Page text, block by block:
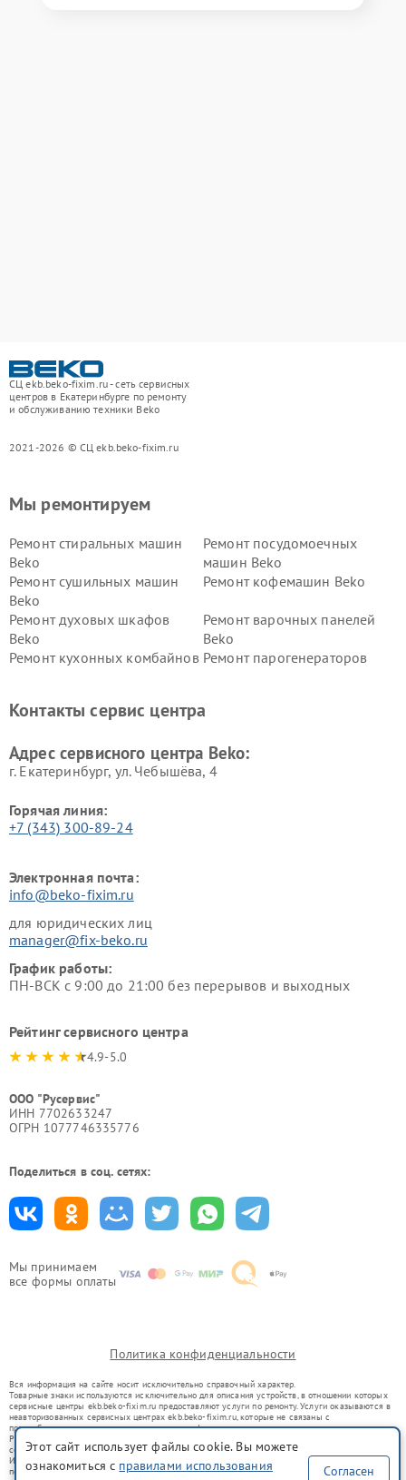
СЦ ekb.beko-fixim.ru - сеть сервисных
центров в Екатеринбурге по ремонту
и обслуживанию техники Beko
2021-2026 © СЦ ekb.beko-fixim.ru
Мы принимаем
все формы оплаты
Мы ремонтируем
Ремонт стиральных машин
Beko
Ремонт посудомоечных
машин Beko
Ремонт сушильных машин
Beko
Ремонт кофемашин Beko
Ремонт духовых шкафов
Beko
Ремонт варочных панелей
Beko
Ремонт кухонных комбайнов Ремонт парогенераторов
Ремонт холодильников Beko Ремонт морозильных камер
Контакты сервис центра
Адрес сервисного центра Beko:
г. Екатеринбург, ул. Чебышёва, 4
Горячая линия:
+7 (343) 300-89-24
Электронная почта:
info@beko-fixim.ru
для юридических лиц
manager@fix-beko.ru
График работы:
ПН-ВСК с 9:00 до 21:00 без перерывов и выходных
Рейтинг сервисного центра
4.9-5.0
ООО "Русервис"
ИНН 7702633247
ОГРН 1077746335776
Поделиться в соц. сетях:
Политика конфиденциальности
Вся информация на сайте носит исключительно справочный характер.
Товарные знаки используются исключительно для описания устройств, в отношении которых
сервисные центры ekb.beko-fixim.ru предоставляют услуги по ремонту. Услуги оказываются в
неавторизованных сервисных центрах ekb.beko-fixim.ru, которые не связаны с
правообладателями товарных знаков или их официальными представителями.
Ремонт осуществляется для устройств, уже введенных в гражданский оборот в соответствии
со статьей 1487 ГК РФ.
Использование товарных знаков не преследует цели индивидуализации услуг или введения
потребителей в заблуждение, а служит для информирования о предоставляемых услугах по
Этот сайт использует файлы cookie. Вы можете
ознакомиться с правилами использования
Согласен